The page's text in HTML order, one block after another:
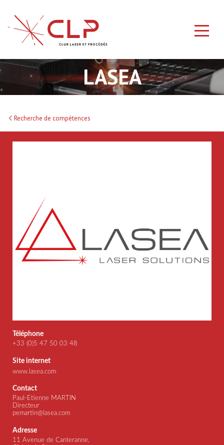
LASEA
Recherche de compétences
Téléphone
+33 (0)5 47 50 03 48
Site internet
www.lasea.com
Contact
Paul-Etienne MARTIN
Directeur
pemartin@lasea.com
Adresse
11 Avenue de Canteranne,